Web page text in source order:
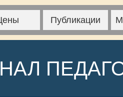
Публикации